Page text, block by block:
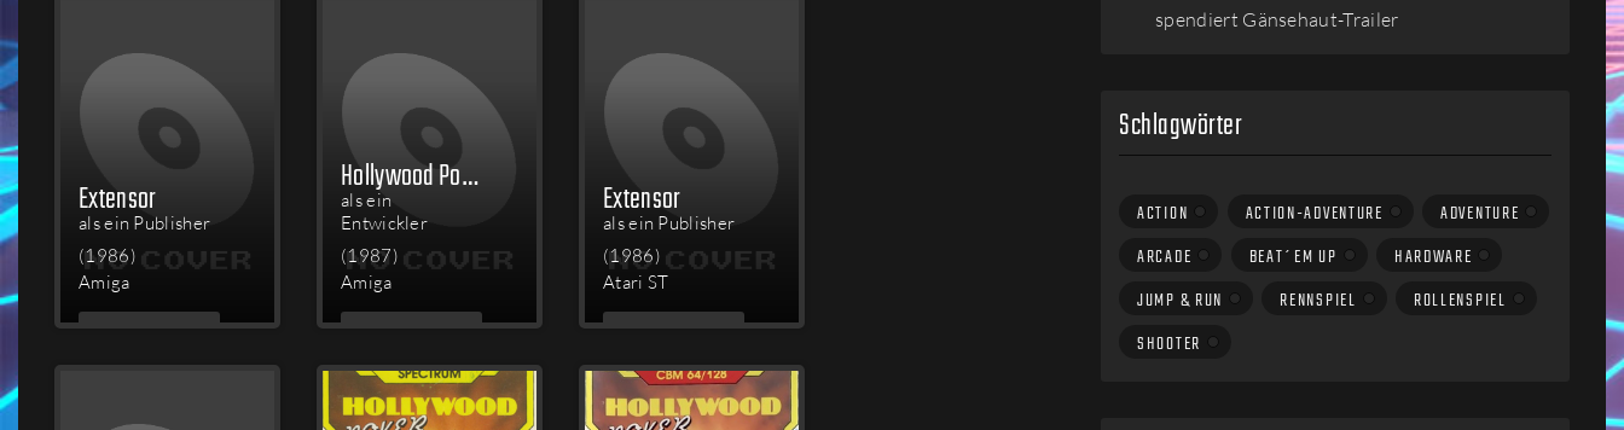
Extensor
als ein Publisher
(1986)
Amiga
MEHR
Hollywood Poker
als ein
Entwickler
(1987)
Amiga
MEHR
Extensor
als ein Publisher
(1986)
Atari ST
MEHR
spendiert Gänsehaut-Trailer
Schlagwörter
ACTION ACTION-ADVENTURE
ADVENTURE
ARCADE
BEAT´EM UP
HARDWARE
JUMP & RUN
RENNSPIEL
ROLLENSPIEL
SHOOTER